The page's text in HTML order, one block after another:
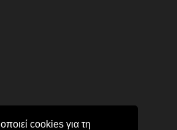
cookies για τη